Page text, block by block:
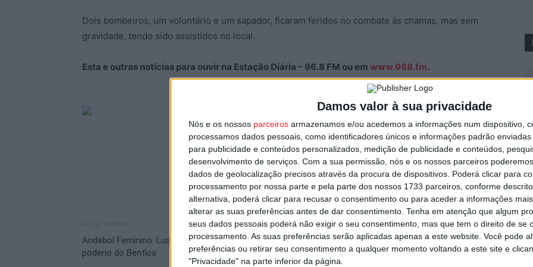
Damos valor à sua privacidade
Nós e os nossos parceiros armazenamos e/ou acedemos a informações num dispositivo,
processamos dados pessoais, como identificadores únicos e informações padrão
para publicidade e conteúdos personalizados, medição de publicidade e conteúdos,
desenvolvimento de serviços. Com a sua permissão, nós e os nossos parceiros
dados de geolocalização precisos através da procura de dispositivos. Poderá clicar para
processamento por nossa parte e pela parte dos nossos 1733 parceiros, conforme
alternativa, poderá clicar para recusar o consentimento ou para aceder a informações
alterar as suas preferências antes de dar consentimento. Tenha em atenção que algum
seus dados pessoais poderá não exigir o seu consentimento, mas que tem o direito de se
processamento. As suas preferências serão aplicadas apenas a este website. Você pode
preferências ou retirar seu consentimento a qualquer momento voltando a este site e
"Privacidade" na parte inferior da página.
Dois bombeiros, um voluntário e um sapador, ficaram feridos no combate às chamas, mas sem
gravidade, tendo sido assistidos no local.
Esta e outras notícias para ouvir na Estação Diária – 96.8 FM ou em www.968.fm.
Andebol Feminino: Lusitano não resistiu ao
poderio do Benfica
Próximo artigo
Operação Road-Pol da GNR fiscaliza circulação
de veículos pesados
7